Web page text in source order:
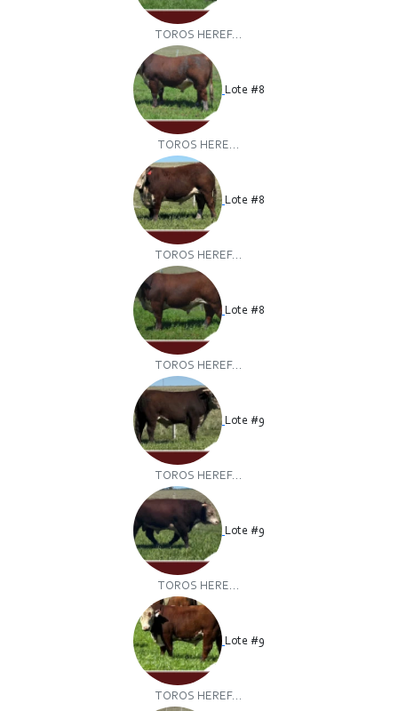
TOROS HEREF...
Lote #8
TOROS HERE...
Lote #8
TOROS HEREF...
Lote #8
TOROS HEREF...
Lote #9
TOROS HEREF...
Lote #9
TOROS HERE...
Lote #9
TOROS HEREF...